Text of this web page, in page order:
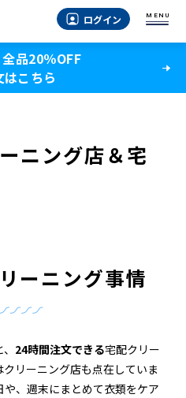
ログイン MENU
品20％OFF
はこちら
ニング店＆宅
ーニング事情
24時間注文できる宅配クリー
リーニング店も点在していま
、週末にまとめて衣類をケア